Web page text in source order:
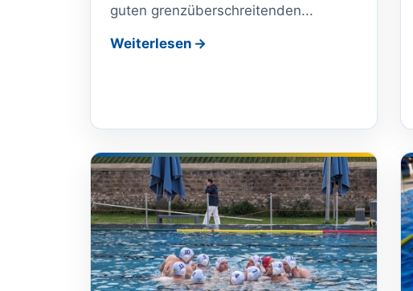
guten grenzüberschreitenden...
Weiterlesen